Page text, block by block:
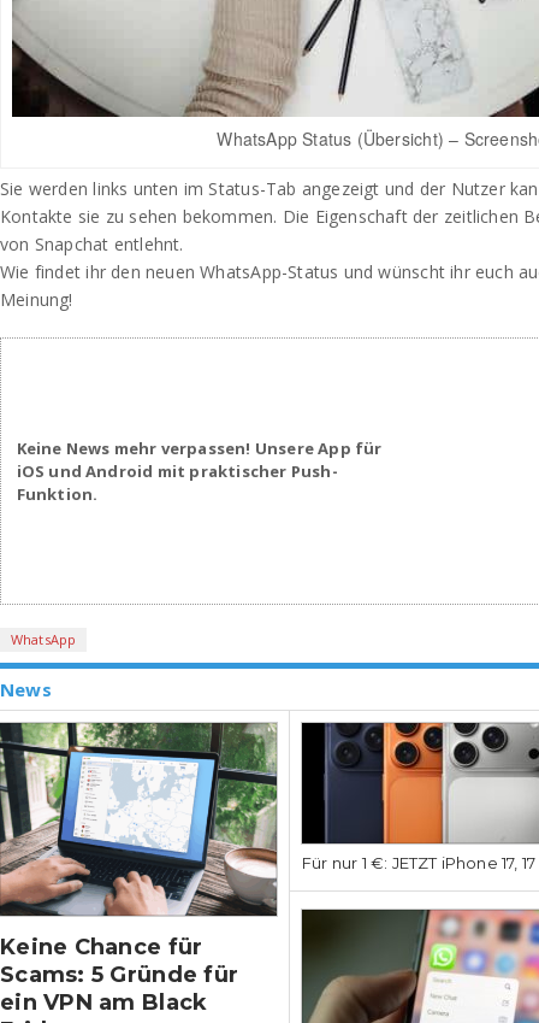
WhatsApp Status (Übersicht) –
Sie werden links unten im Status-Tab angezeigt und der Nutzer
Kontakte sie zu sehen bekommen. Die Eigenschaft der zeitlichen
von Snapchat entlehnt.
Wie findet ihr den neuen WhatsApp-Status und wünscht ihr euch
Meinung!
Keine News mehr verpassen! Unsere App für
iOS und Android mit praktischer Push-
Funktion.
WhatsApp
News
Keine Chance für
Scams: 5 Gründe für
ein VPN am Black
Für nur 1 €: JETZT iPhone 17,